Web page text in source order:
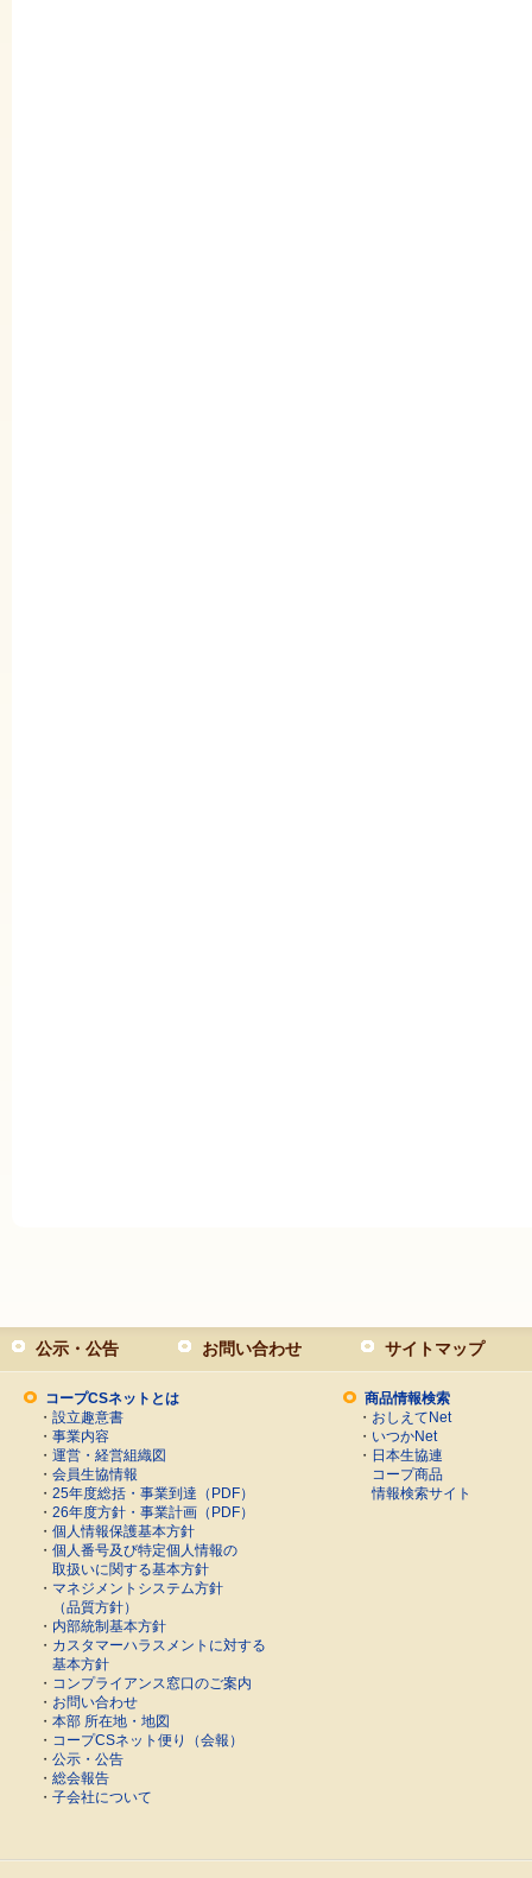
公示・公告 お問い合わせ サイトマップ
コープCSネットとは
・ 設立趣意書
・ 事業内容
・ 運営・経営組織図
・ 会員生協情報
・ 25年度総括・事業到達（PDF）
・ 26年度方針・事業計画（PDF）
・ 個人情報保護基本方針
・ 個人番号及び特定個人情報の
取扱いに関する基本方針
・ マネジメントシステム方針
（品質方針）
・ 内部統制基本方針
・ カスタマーハラスメントに対する
基本方針
・ コンプライアンス窓口のご案内
・ お問い合わせ
・ 本部 所在地・地図
・ コープCSネット便り（会報）
・ 公示・公告
・ 総会報告
・ 子会社について
商品情報検索
・ おしえてNet
・ いつかNet
・ 日本生協連
コープ商品
情報検索サイト